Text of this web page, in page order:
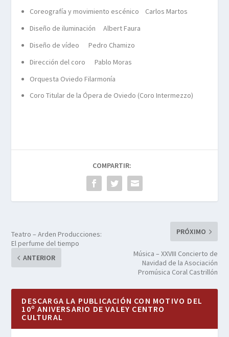
Coreografía y movimiento escénico Carlos Martos
Diseño de iluminación Albert Faura
Diseño de vídeo Pedro Chamizo
Dirección del coro Pablo Moras
Orquesta Oviedo Filarmonía
Coro Titular de la Ópera de Oviedo (Coro Intermezzo)
COMPARTIR:
Teatro – Arden Producciones:
El perfume del tiempo
ANTERIOR
PRÓXIMO
Música – XXVIII Concierto de
Navidad de la Asociación
Promúsica Coral Castrillón
DESCARGA LA PUBLICACIÓN CON MOTIVO DEL
10º ANIVERSARIO DE VALEY CENTRO
CULTURAL